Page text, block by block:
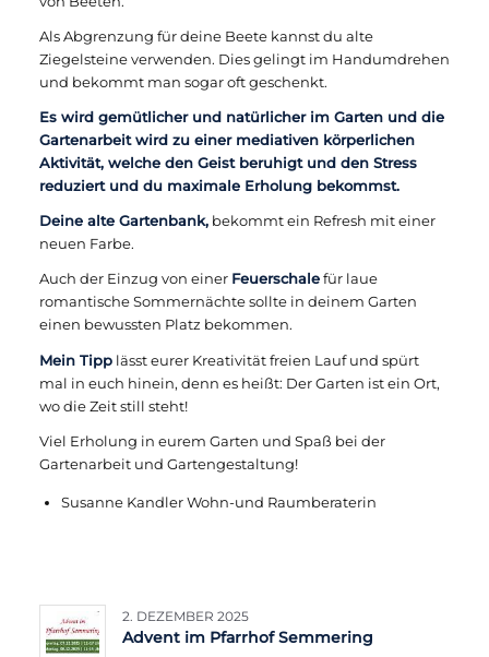
Als Abgrenzung für deine Beete kannst du alte
Ziegelsteine verwenden. Dies gelingt im Handumdrehen
und bekommt man sogar oft geschenkt.
Es wird gemütlicher und natürlicher im Garten und die
Gartenarbeit wird zu einer mediativen körperlichen
Aktivität, welche den Geist beruhigt und den Stress
reduziert und du maximale Erholung bekommst.
Deine alte Gartenbank,bekommt ein Refresh mit einer
neuen Farbe.
Auch der Einzug von einer Feuerschalefür laue
romantische Sommernächte sollte in deinem Garten
einen bewussten Platz bekommen.
Mein Tipplässt eurer Kreativität freien Lauf und spürt
mal in euch hinein, denn es heißt: Der Garten ist ein Ort,
wo die Zeit still steht!
Viel Erholung in eurem Garten und Spaß bei der
Gartenarbeit und Gartengestaltung!
Susanne Kandler Wohn-und Raumberaterin
2. DEZEMBER 2025
Advent im Pfarrhof Semmering